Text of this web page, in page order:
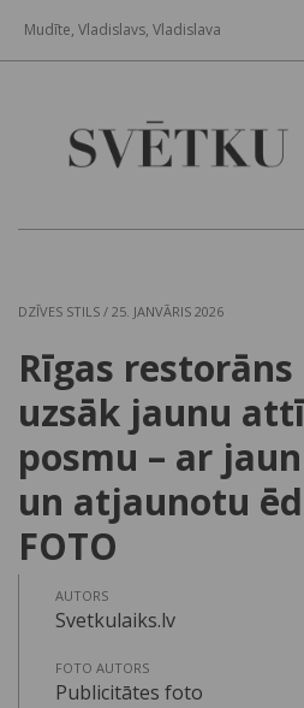
Mudīte, Vladislavs, Vladislava
DZĪVES STILS / 25. JANVĀRIS 2026
Rīgas
uzsāk jaunu
posmu – ar
un atjaunotu
FOTO
AUTORS
Svetkulaiks.lv
FOTO AUTORS
Publicitātes foto